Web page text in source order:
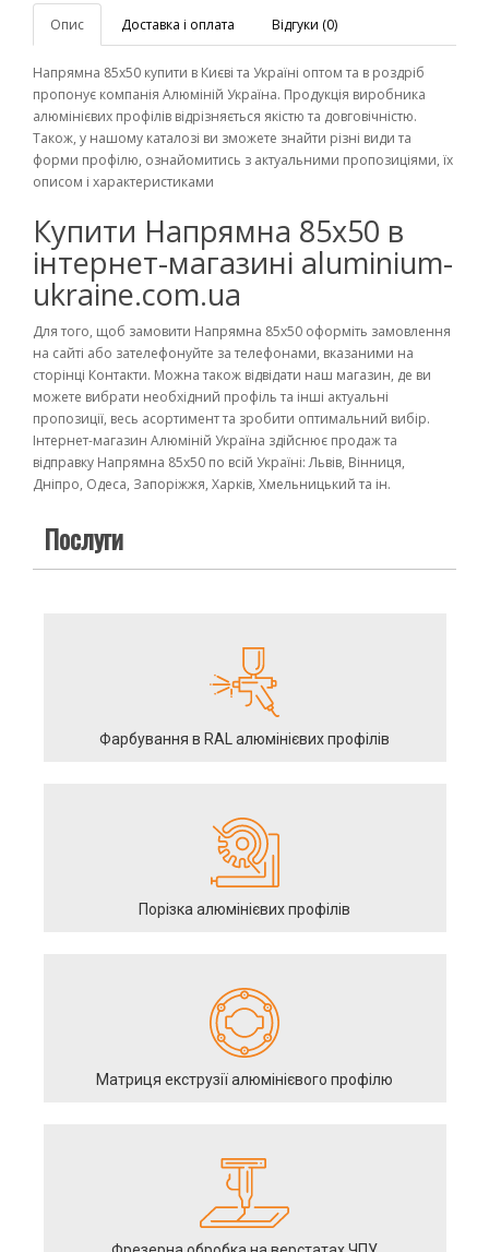
Опис Доставка і оплата Відгуки (0)
Напрямна 85х50 купити в Києві та Україні оптом та в роздріб
пропонує компанія Алюміній Україна. Продукція виробника
алюмінієвих профілів відрізняється якістю та довговічністю.
Також, у нашому каталозі ви зможете знайти різні види та
форми профілю, ознайомитись з актуальними пропозиціями, їх
описом і характеристиками
Купити Напрямна 85х50 в
інтернет-магазині aluminium-
ukraine.com.ua
Для того, щоб замовити Напрямна 85х50 оформіть замовлення
на сайті або зателефонуйте за телефонами, вказаними на
сторінці Контакти. Можна також відвідати наш магазин, де ви
можете вибрати необхідний профіль та інші актуальні
пропозиції, весь асортимент та зробити оптимальний вибір.
Інтернет-магазин Алюміній Україна здійснює продаж та
відправку Напрямна 85х50 по всій Україні: Львів, Вінниця,
Дніпро, Одеса, Запоріжжя, Харків, Хмельницький та ін.
Послуги
Фарбування в RAL алюмінієвих профілів
Порізка алюмінієвих профілів
Матриця екструзії алюмінієвого профілю